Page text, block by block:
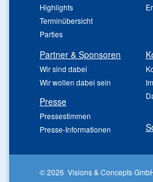
Highlights
Terminübersicht
Parties
Partner & Sponsoren
Wir sind dabei
Wir wollen dabei sein
Presse
Pressestimmen
Presse-Informationen
© 2026 Visions & Concepts